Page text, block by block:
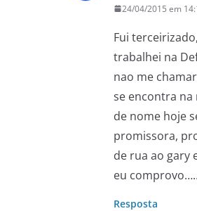
24/04/2015 em
Fui
trabalhei na
nao me
se encontra na
de nome hoje
promissora,
de rua ao gary
eu
Resposta